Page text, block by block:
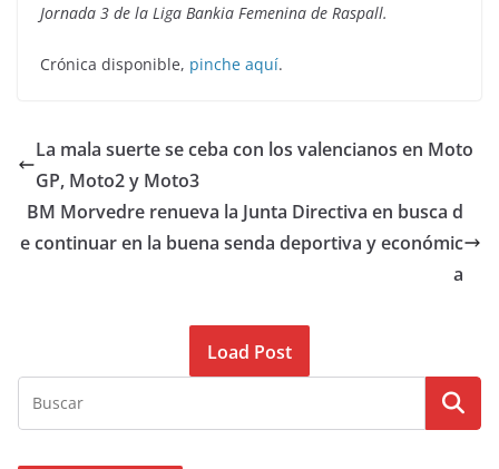
Jornada 3 de la Liga Bankia Femenina de Raspall.
Crónica disponible, pinche aquí.
La mala suerte se ceba con los valencianos en Moto
GP, Moto2 y Moto3
BM Morvedre renueva la Junta Directiva en busca d
e continuar en la buena senda deportiva y económic
a
Load Post